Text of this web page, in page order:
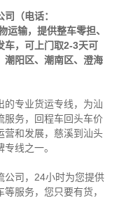
（电话：
运输，提供整车零担、
车，可上门取2-3天可
潮阳区、潮南区、澄海
的专业货运专线，为汕
服务，回程车回头车价
营和发展，慈溪到汕头
线之一。
公司，24小时为您提供
服务，您只要有货，